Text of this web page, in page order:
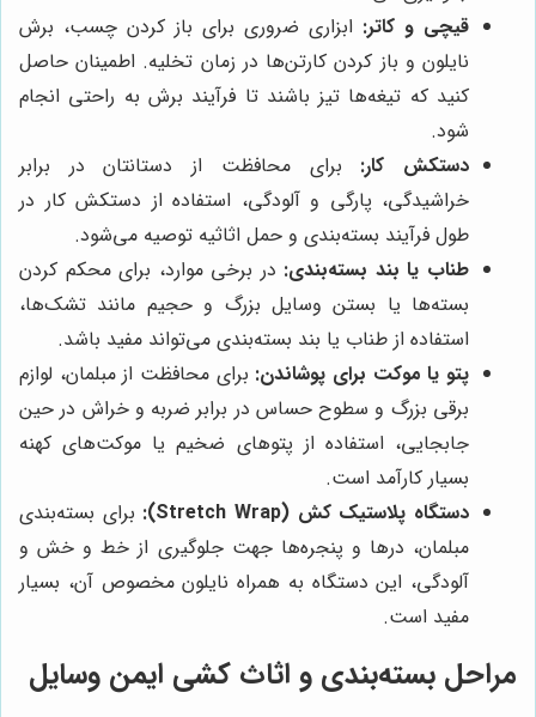
قیچی و کاتر: ابزاری ضروری برای باز کردن چسب، برش
نایلون و باز کردن کارتن‌ها در زمان تخلیه. اطمینان حاصل
کنید که تیغه‌ها تیز باشند تا فرآیند برش به راحتی انجام
شود.
دستکش کار: برای محافظت از دستانتان در برابر
خراشیدگی، پارگی و آلودگی، استفاده از دستکش کار در
طول فرآیند بسته‌بندی و حمل اثاثیه توصیه می‌شود.
طناب یا بند بسته‌بندی: در برخی موارد، برای محکم کردن
بسته‌ها یا بستن وسایل بزرگ و حجیم مانند تشک‌ها،
استفاده از طناب یا بند بسته‌بندی می‌تواند مفید باشد.
پتو یا موکت برای پوشاندن: برای محافظت از مبلمان، لوازم
برقی بزرگ و سطوح حساس در برابر ضربه و خراش در حین
جابجایی، استفاده از پتوهای ضخیم یا موکت‌های کهنه
بسیار کارآمد است.
دستگاه پلاستیک کش (Stretch Wrap):
برای بسته‌بندی
مبلمان، درها و پنجره‌ها جهت جلوگیری از خط و خش و
آلودگی، این دستگاه به همراه نایلون مخصوص آن، بسیار
مفید است.
مراحل بسته‌بندی و اثاث کشی ایمن وسایل